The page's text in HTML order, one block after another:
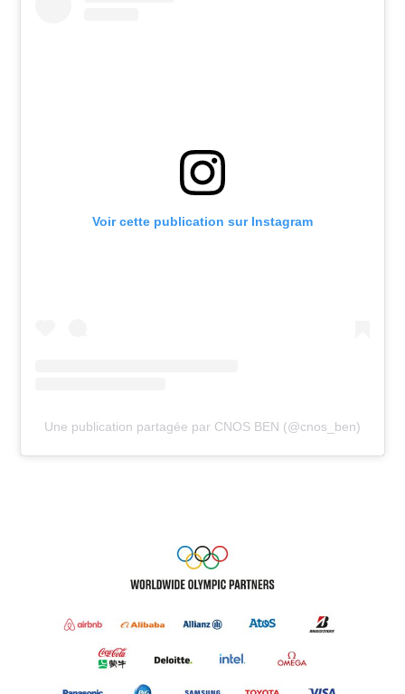
Voir cette publication sur Instagram
Une publication partagée par CNOS BEN (@cnos_ben)